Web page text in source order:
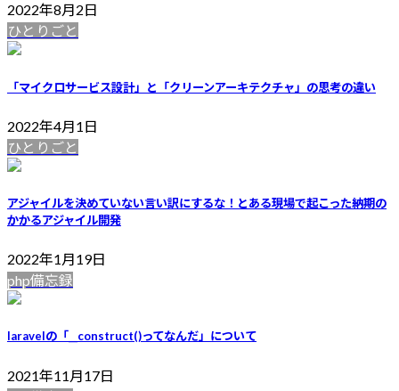
2022年8月2日
ひとりごと
「マイクロサービス設計」と「クリーンアーキテクチャ」の思考の違い
2022年4月1日
ひとりごと
アジャイルを決めていない言い訳にするな！とある現場で起こった納期の
かかるアジャイル開発
2022年1月19日
php備忘録
laravelの「__construct()ってなんだ」について
2021年11月17日